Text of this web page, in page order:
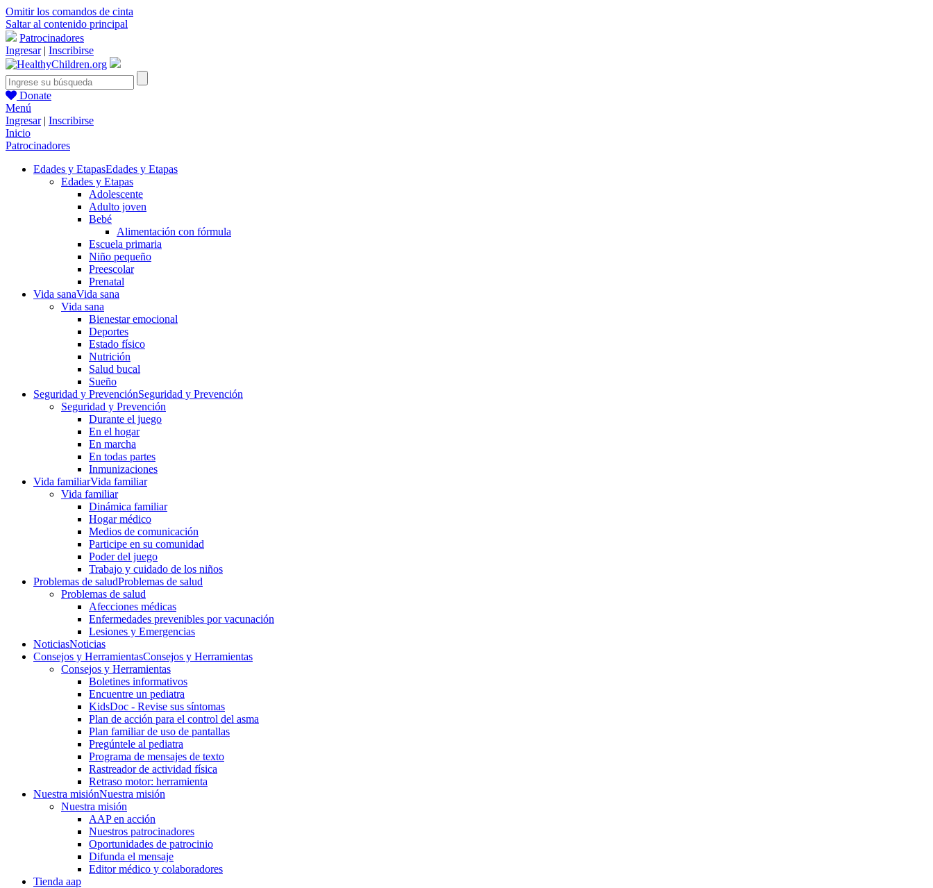
Omitir los comandos de cinta
Saltar al contenido principal
Patrocinadores
Ingresar| Inscribirse
Donate
Menú
Ingresar| Inscribirse
Inicio
Patrocinadores
Edades y EtapasEdades y Etapas
Edades y Etapas
Adolescente
Adulto joven
Bebé
Alimentación con fórmula
Escuela primaria
Niño pequeño
Preescolar
Prenatal
Vida sanaVida sana
Vida sana
Bienestar emocional
Deportes
Estado físico
Nutrición
Salud bucal
Sueño
Seguridad y PrevenciónSeguridad y Prevención
Seguridad y Prevención
Durante el juego
En el hogar
En marcha
En todas partes
Inmunizaciones
Vida familiarVida familiar
Vida familiar
Dinámica familiar
Hogar médico
Medios de comunicación
Participe en su comunidad
Poder del juego
Trabajo y cuidado de los niños
Problemas de saludProblemas de salud
Problemas de salud
Afecciones médicas
Enfermedades prevenibles por vacunación
Lesiones y Emergencias
NoticiasNoticias
Consejos y HerramientasConsejos y Herramientas
Consejos y Herramientas
Boletines informativos
Encuentre un pediatra
KidsDoc - Revise sus síntomas
Plan de acción para el control del asma
Plan familiar de uso de pantallas
Pregúntele al pediatra
Programa de mensajes de texto
Rastre​​ador de activida​d física
Retraso motor: herramienta
Nuestra misiónNuestra misión
Nuestra misión
AAP en acción
Nuestros patrocinadores
Oportunidades de patrocinio
Difunda el mensaje
Editor médico y colaboradores
Tienda aap